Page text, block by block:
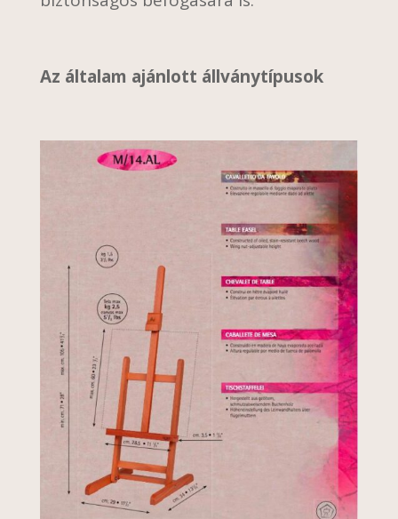
Az általam ajánlott állványtípusok